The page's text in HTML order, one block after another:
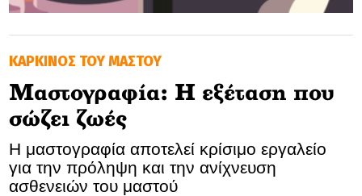
SOOZIE’S FRIENDS
CULTURE
TECH
ΚΑΡΚΙΝΟΣ ΤΟΥ ΜΑΣΤΟΥ
Μαστογραφία: Η εξέταση που
σώζει ζωές
Η μαστογραφία αποτελεί κρίσιμο εργαλείο
για την πρόληψη και την ανίχνευση
ασθενειών του μαστού